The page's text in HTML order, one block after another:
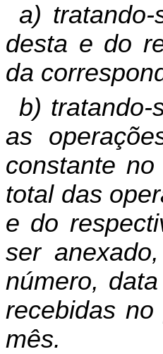
a)
desta e do
da
b) tratando-
as
constante
total das
e do
ser
número,
recebidas
mês.